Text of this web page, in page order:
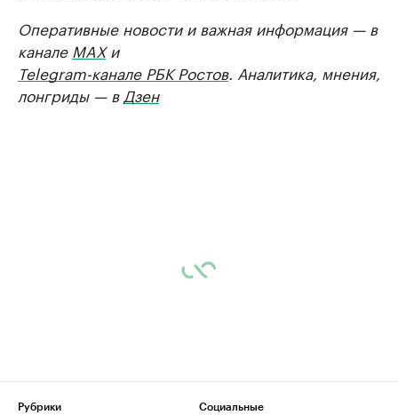
Оперативные новости и важная информация — в
канале MAXи
Telegram-канале РБК Ростов. Аналитика, мнения,
лонгриды — в Дзен
Рубрики
Социальные